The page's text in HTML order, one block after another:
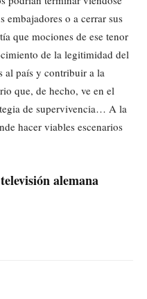
embajadores o a cerrar sus
que mociones de ese tenor
de la legitimidad del
al país y contribuir a la
que, de hecho, ve en el
de supervivencia… A la
hacer viables escenarios
alemana